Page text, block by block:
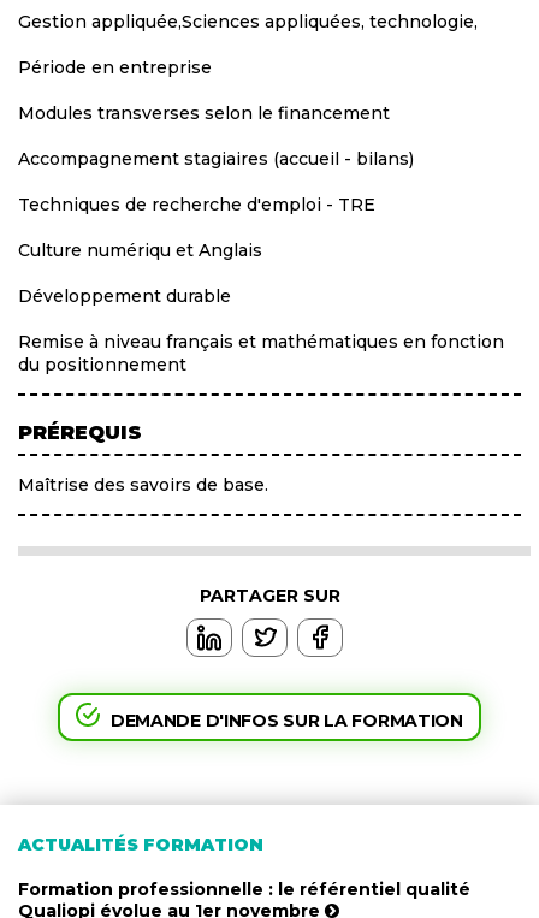
Gestion appliquée,Sciences appliquées, technologie,
Période en entreprise
Modules transverses selon le financement
Accompagnement stagiaires (accueil - bilans)
Techniques de recherche d'emploi - TRE
Culture numériqu et Anglais
Développement durable
Remise à niveau français et mathématiques en fonction
du positionnement
PRÉREQUIS
Maîtrise des savoirs de base.
DEMANDE D'INFOS SUR LA FORMATION
PARTAGER SUR
ACTUALITÉS FORMATION
Formation professionnelle : le référentiel qualité
Qualiopi évolue au 1er novembre